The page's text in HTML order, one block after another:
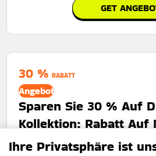
GET
30 % RABATT
Angebot
Sparen Sie 30 % Auf
Kollektion: Rabatt Auf
Hautpflege
Ihre Privatsphäre ist